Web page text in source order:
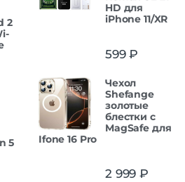
2
5
HD для
iPhone 11/XR
599₽
Чехол
Shefange
золотые
блестки с
MagSafe для
Ifone 16 Pro
2 999 ₽